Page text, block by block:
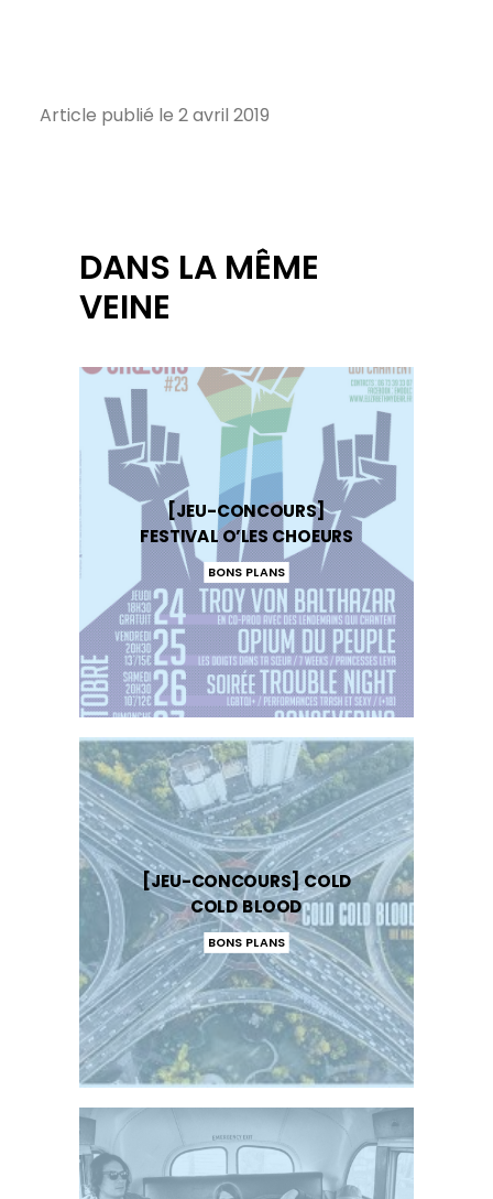
Article publié le 2 avril 2019
DANS LA MÊME
VEINE
[JEU-CONCOURS]
FESTIVAL O’LES CHOEURS
BONS PLANS
[JEU-CONCOURS] COLD
COLD BLOOD
BONS PLANS